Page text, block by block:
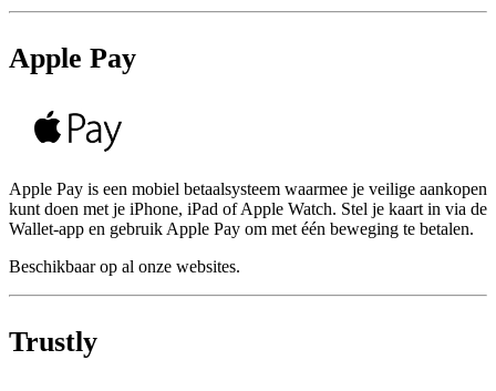
Apple Pay
Apple Pay is een mobiel betaalsysteem waarmee je veilige aankopen
kunt doen met je iPhone, iPad of Apple Watch. Stel je kaart in via de
Wallet-app en gebruik Apple Pay om met één beweging te betalen.
Beschikbaar op al onze websites.
Trustly